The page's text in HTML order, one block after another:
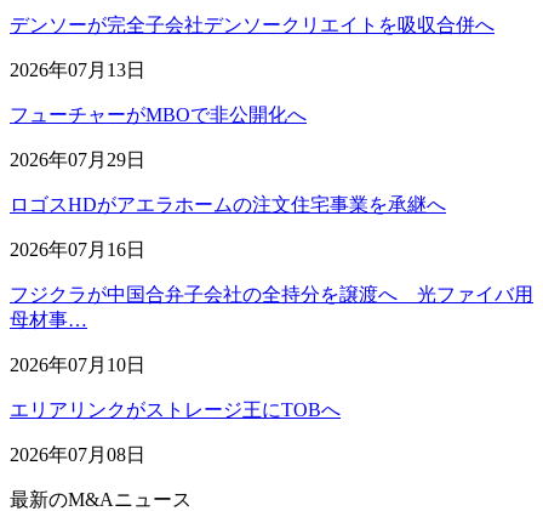
デンソーが完全子会社デンソークリエイトを吸収合併へ
2026年07月13日
フューチャーがMBOで非公開化へ
2026年07月29日
ロゴスHDがアエラホームの注文住宅事業を承継へ
2026年07月16日
フジクラが中国合弁子会社の全持分を譲渡へ 光ファイバ用
母材事…
2026年07月10日
エリアリンクがストレージ王にTOBへ
2026年07月08日
最新のM&Aニュース